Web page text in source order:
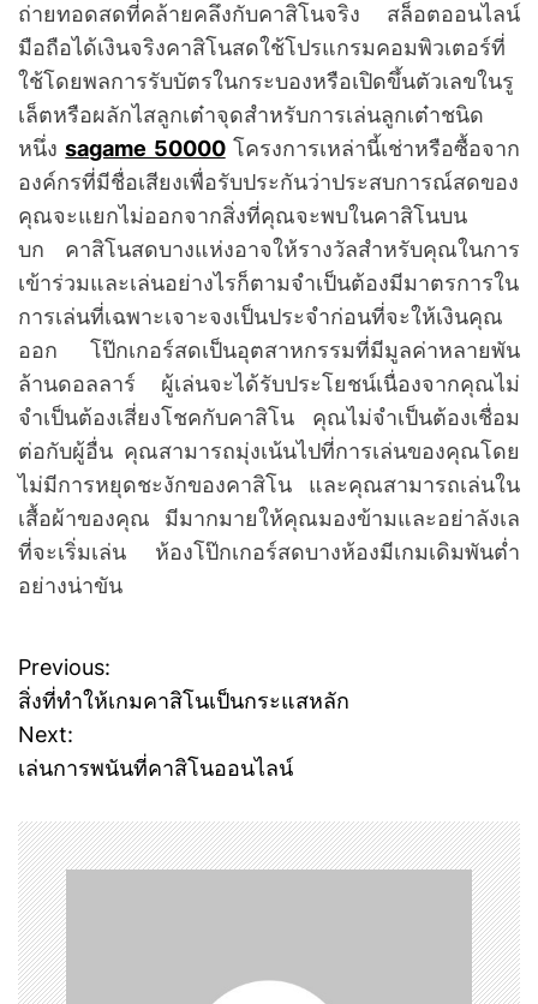
ถ่ายทอดสดที่คล้ายคลึงกับคาสิโนจริง สล็อตออนไลน์
มือถือได้เงินจริงคาสิโนสดใช้โปรแกรมคอมพิวเตอร์ที่
ใช้โดยพลการรับบัตรในกระบองหรือเปิดขึ้นตัวเลขในรู
เล็ตหรือผลักไสลูกเต๋าจุดสำหรับการเล่นลูกเต๋าชนิด
หนึ่งsagame 50000โครงการเหล่านี้เช่าหรือซื้อจาก
องค์กรที่มีชื่อเสียงเพื่อรับประกันว่าประสบการณ์สดของ
คุณจะแยกไม่ออกจากสิ่งที่คุณจะพบในคาสิโนบน
บก คาสิโนสดบางแห่งอาจให้รางวัลสำหรับคุณในการ
เข้าร่วมและเล่นอย่างไรก็ตามจำเป็นต้องมีมาตรการใน
การเล่นที่เฉพาะเจาะจงเป็นประจำก่อนที่จะให้เงินคุณ
ออก โป๊กเกอร์สดเป็นอุตสาหกรรมที่มีมูลค่าหลายพัน
ล้านดอลลาร์ ผู้เล่นจะได้รับประโยชน์เนื่องจากคุณไม่
จำเป็นต้องเสี่ยงโชคกับคาสิโน คุณไม่จำเป็นต้องเชื่อม
ต่อกับผู้อื่น คุณสามารถมุ่งเน้นไปที่การเล่นของคุณโดย
ไม่มีการหยุดชะงักของคาสิโน และคุณสามารถเล่นใน
เสื้อผ้าของคุณ มีมากมายให้คุณมองข้ามและอย่าลังเล
ที่จะเริ่มเล่น ห้องโป๊กเกอร์สดบางห้องมีเกมเดิมพันต่ำ
อย่างน่าขัน
P
o
s
t
n
a
v
Previous:
สิ่งที่ทำให้เกมคาสิโนเป็นกระแสหลัก
Next:
เล่นการพนันที่คาสิโนออนไลน์